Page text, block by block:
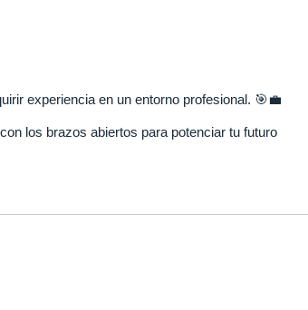
experiencia en un entorno profesional. 🎯💼
los brazos abiertos para potenciar tu futuro